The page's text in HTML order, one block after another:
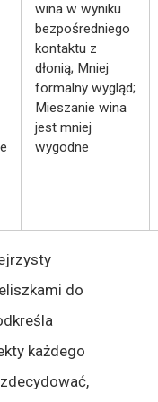
wina w wyniku
bezpośredniego
kontaktu z
dłonią; Mniej
formalny wygląd;
Mieszanie wina
jest mniej
wygodne
do
każdego